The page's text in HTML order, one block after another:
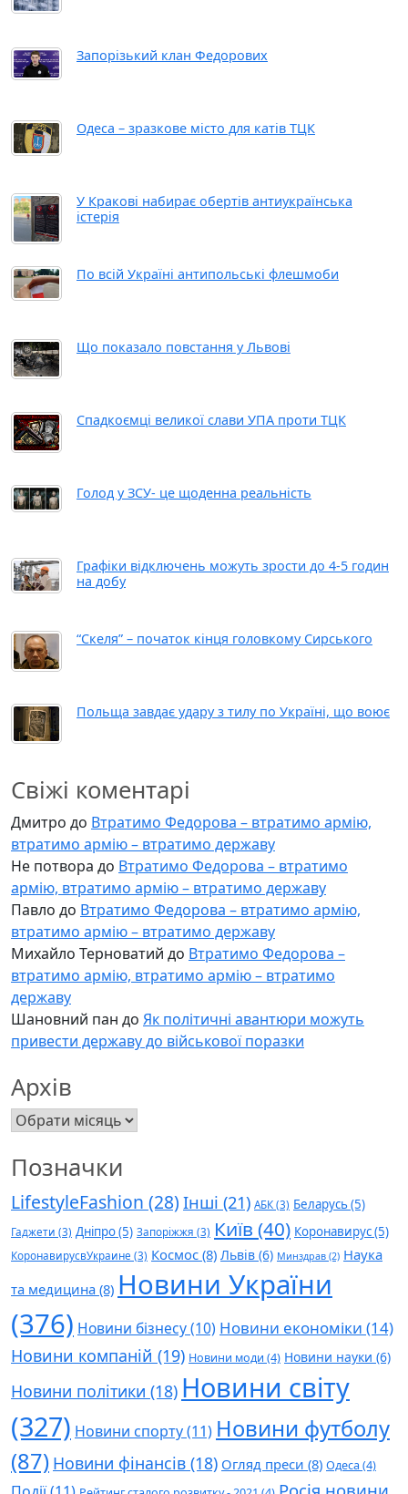
Запорізький клан Федорових
Одеса – зразкове місто для катів ТЦК
У Кракові набирає обертів антиукраїнська
істерія
По всій Україні антипольські флешмоби
Що показало повстання у Львові
Спадкоємці великої слави УПА проти ТЦК
Голод у ЗСУ- це щоденна реальність
Графіки відключень можуть зрости до 4-5 годин
на добу
“Скеля” – початок кінця головкому Сирського
Польща завдає удару з тилу по Україні, що воює
Свіжі коментарі
Дмитро до Втратимо Федорова – втратимо армію,
втратимо армію – втратимо державу
Не потвора до Втратимо Федорова – втратимо
армію, втратимо армію – втратимо державу
Павло до Втратимо Федорова – втратимо армію,
втратимо армію – втратимо державу
Михайло Терноватий до Втратимо Федорова –
втратимо армію, втратимо армію – втратимо
державу
Шановний пан до Як політичні авантюри можуть
привести державу до військової поразки
Архів
Архів
Позначки
LifestyleFashion (28) Інші (21) АБК(3) Беларусь(5)
Гаджети (3) Дніпро(5) Запоріжжя (3) Київ (40) Коронавирус(5)
КоронавирусвУкраине (3) Космос (8) Львів (6) Минздрав (2) Наука
та медицина (8) Новини України
(376) Новини бізнесу(10) Новини економіки (14)
Новини компаній (19) Новини моди (4) Новини науки (6)
Новини політики (18) Новини світу
(327) Новини спорту(11) Новини футболу
(87) Новини фінансів (18) Огляд преси (8) Одеса (4)